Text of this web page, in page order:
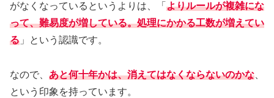
がなくなっているというよりは、「 よりルールが複雑にな
って、難易度が増している。処理にかかる工数が増えてい
る 」という認識です。
なので、 あと何十年かは、消えてはなくならないのかな
という印象を持っています。